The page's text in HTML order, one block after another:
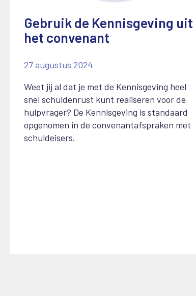
Gebruik de Kennisgeving uit
het convenant
27 augustus 2024
Weet jij al dat je met de Kennisgeving heel
snel schuldenrust kunt realiseren voor de
hulpvrager? De Kennisgeving is standaard
opgenomen in de convenantafspraken met
schuldeisers.